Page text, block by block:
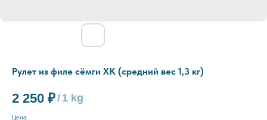
Рулет из филе сёмги ХК (средний вес 1,3 кг)
2 250 ₽/ 1 kg
Цена